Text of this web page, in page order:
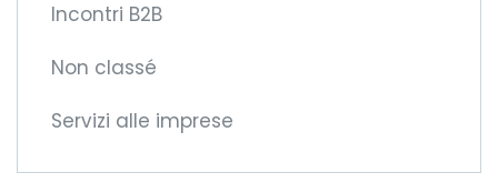
Incontri B2B
Non classé
Servizi alle imprese